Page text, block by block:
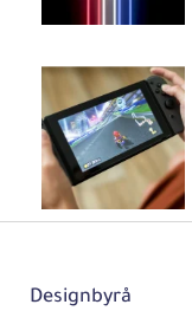
Designbyrå